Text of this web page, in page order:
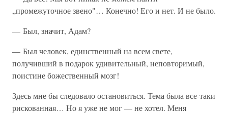
„промежуточное звено"… Конечно! Его и нет. И не было.
— Был, значит, Адам?
— Был человек, единственный на всем свете,
получивший в подарок удивительный, неповторимый,
поистине божественный мозг!
Здесь мне бы следовало остановиться. Тема была все-таки
рискованная… Но я уже не мог — не хотел. Меня